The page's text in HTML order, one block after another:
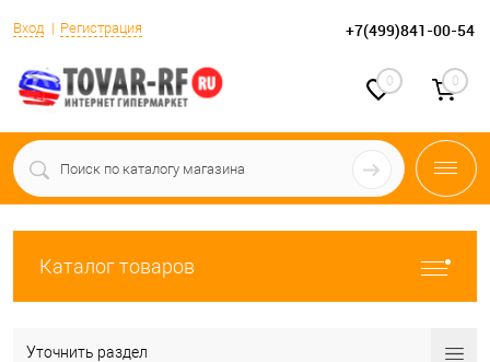
Вход Регистрация +7(499)841-00-54
0 0
Каталог товаров
Уточнить раздел